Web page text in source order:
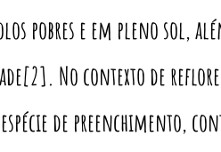
pobres e em pleno sol,
No contexto de
de preenchimento,